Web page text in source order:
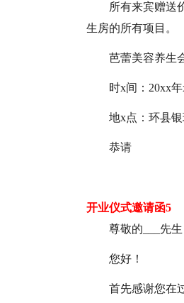
所有来宾赠送
生房的所有项目。
芭蕾美容养生
时x间：20xx
地x点：环县
恭请
开业仪式邀请函5
尊敬的___先生
您好！
首先感谢您在